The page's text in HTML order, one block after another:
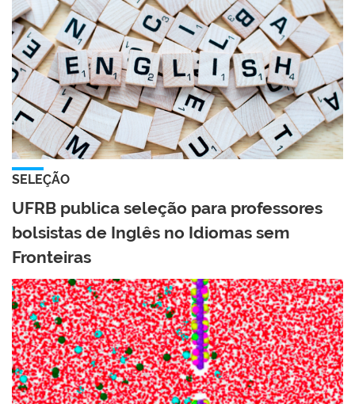
SELEÇÃO
UFRB publica seleção para professores
bolsistas de Inglês no Idiomas sem
Fronteiras